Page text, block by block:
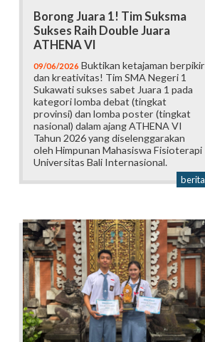
Borong Juara 1! Tim Suksma
Sukses Raih Double Juara
ATHENA VI
09/06/2026 Buktikan ketajaman berpikir
dan kreativitas! Tim SMA Negeri 1
Sukawati sukses sabet Juara 1 pada
kategori lomba debat (tingkat
provinsi) dan lomba poster (tingkat
nasional) dalam ajang ATHENA VI
Tahun 2026 yang diselenggarakan
oleh Himpunan Mahasiswa Fisioterapi
Universitas Bali Internasional.
berita